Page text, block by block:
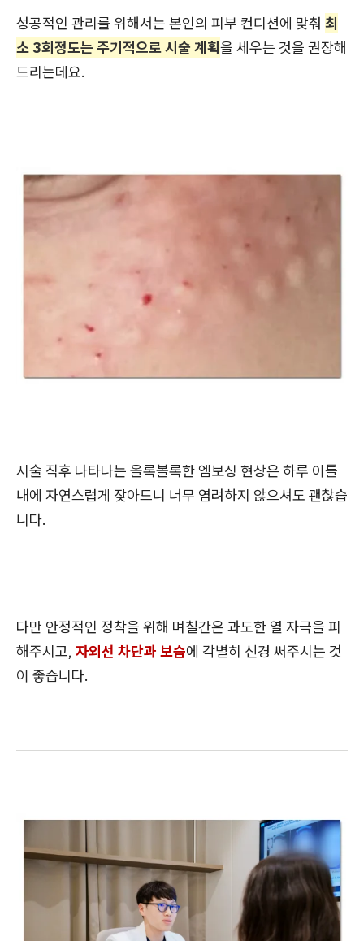
성공적인 관리를 위해서는 본인의 피부 컨디션에 맞춰 최
소 3회정도는 주기적으로 시술 계획을 세우는 것을 권장해
드리는데요.
시술 직후 나타나는 올록볼록한 엠보싱 현상은 하루 이틀
내에 자연스럽게 잦아드니 너무 염려하지 않으셔도 괜찮습
니다.
다만 안정적인 정착을 위해 며칠간은 과도한 열 자극을 피
해주시고, 자외선 차단과 보습에 각별히 신경 써주시는 것
이 좋습니다.